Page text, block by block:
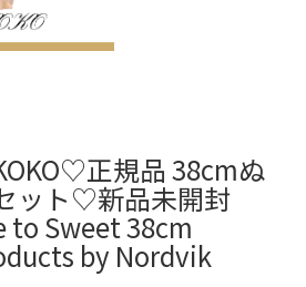
正規品 38cmぬ
ット♡新品未開封
to Sweet 38cm
by Nordvik